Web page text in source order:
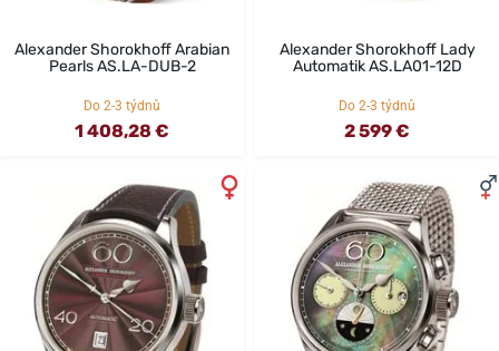
Alexander Shorokhoff Arabian
Pearls AS.LA-DUB-2
Do 2-3 týdnů
1 408,28 €
Alexander Shorokhoff Lady
Automatik AS.LA01-12D
Do 2-3 týdnů
2 599 €